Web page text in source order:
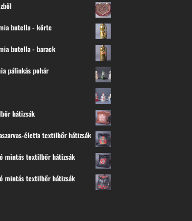
butella - körte
butella - barack
pálinkás pohár
hátizsák
életfa textilbőr hátizsák
mintás textilbőr hátizsák
mintás textilbőr hátizsák